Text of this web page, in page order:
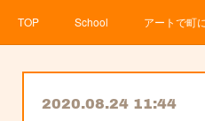
TOP School アートで町
2020.08.24 11:44